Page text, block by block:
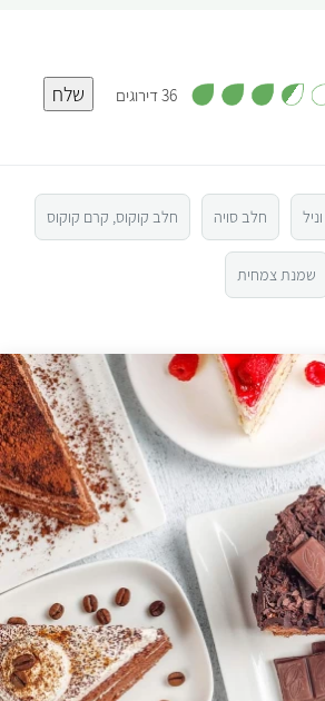
36 דירוגים 3
ך
5
שלח
וניל חלב סויה חלב קוקוס, קרם קוקוס
שמנת צמחית